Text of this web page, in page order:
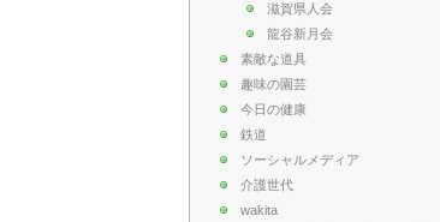
滋賀県人会
龍谷新月会
素敵な道具
趣味の園芸
今日の健康
鉄道
ソーシャルメディア
介護世代
wakita